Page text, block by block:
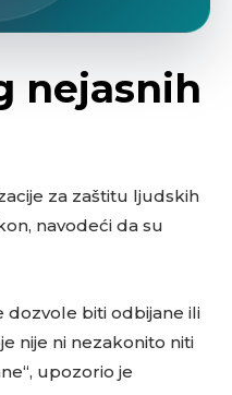
nejasnih
za zaštitu ljudskih
navodeći da su
dozvole biti odbijane ili
nije ni nezakonito niti
upozorio je